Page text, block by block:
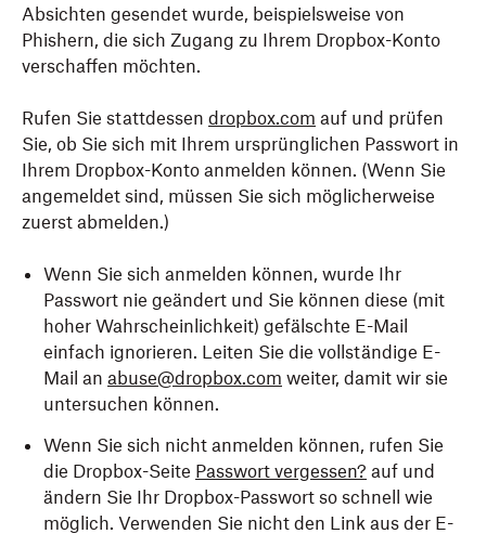
Absichten gesendet wurde, beispielsweise von
Phishern, die sich Zugang zu Ihrem Dropbox-Konto
verschaffen möchten.
Rufen Sie stattdessen dropbox.com auf und prüfen
Sie, ob Sie sich mit Ihrem ursprünglichen Passwort in
Ihrem Dropbox-Konto anmelden können. (Wenn Sie
angemeldet sind, müssen Sie sich möglicherweise
zuerst abmelden.)
Wenn Sie sich anmelden können, wurde Ihr
Passwort nie geändert und Sie können diese (mit
hoher Wahrscheinlichkeit) gefälschte E-Mail
einfach ignorieren. Leiten Sie die vollständige E-
Mail an abuse@dropbox.com weiter, damit wir sie
untersuchen können.
Wenn Sie sich nicht anmelden können, rufen Sie
die Dropbox-Seite Passwort vergessen? auf und
ändern Sie Ihr Dropbox-Passwort so schnell wie
möglich. Verwenden Sie nicht den Link aus der E-